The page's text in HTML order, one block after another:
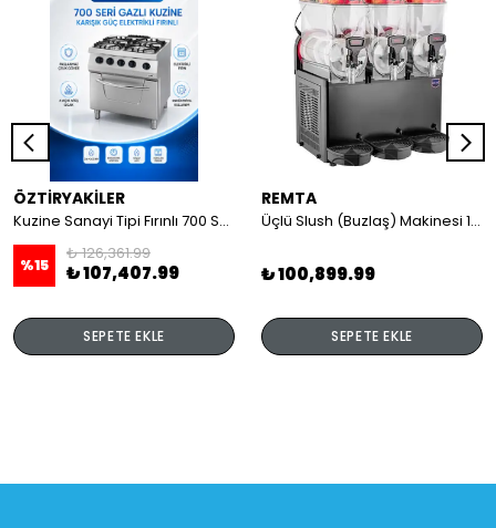
ÖZTİRYAKİLER
Kuzine Sanayi Tipi Fırınlı 700 Seri Gazlı 4 Açık Ateş 80x70x85 (Lp)-2X6Kw+2X7,5Kw+6Kw Elektrikli Fırın
%15
₺ 126,361.99
₺ 107,407.99
SEPETE EKLE
REMTA
Üçlü Slush (Buzlaş) Makinesi 12+12+12 lt
₺ 100,899.99
SEPETE EKLE